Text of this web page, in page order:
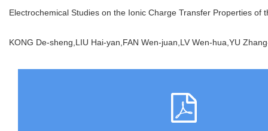
Electrochemical Studies on the Ionic Charge Transfer Properties
KONG De-sheng,LIU Hai-yan,FAN Wen-juan,LV Wen-hua,YU